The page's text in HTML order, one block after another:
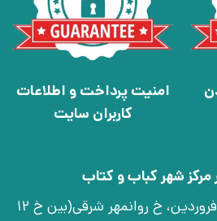
امنیت پرداخت و اطلاعات
کاربران سایت
شهر کباب و کتاب
تهران، خ انقلاب، خ 12 فروردین، خ روانمهر شرقی(بین خ 12